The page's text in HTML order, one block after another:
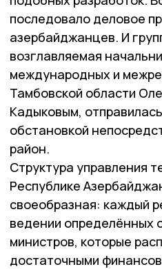
последовало деловое
азербайджанцев. И
возглавляемая
международных и
Тамбовской области
Кадыковым,
обстановкой
район.
Структура управления
Республике
своеобразная: каждый
ведении определённых
министров, которые
достаточными